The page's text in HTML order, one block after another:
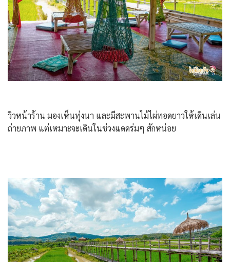
วิวหน้าร้าน มองเห็นทุ่งนา และมีสะพานไม้ไผ่ทอดยาวให้เดินเล่น
ถ่ายภาพ แต่เหมาะจะเดินในช่วงแดดร่มๆ สักหน่อย